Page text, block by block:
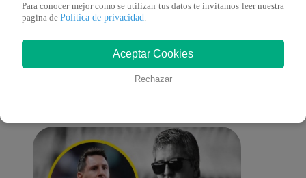
También te puede
interesar
Para conocer mejor como se utilizan tus datos te invitamos leer nuestra
pagina de Política de privacidad
Aceptar Cookies
Rechazar